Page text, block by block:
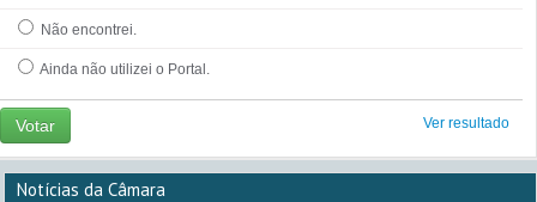
Não encontrei.
Ainda não utilizei o Portal.
Votar Ver resultado
Notícias da Câmara